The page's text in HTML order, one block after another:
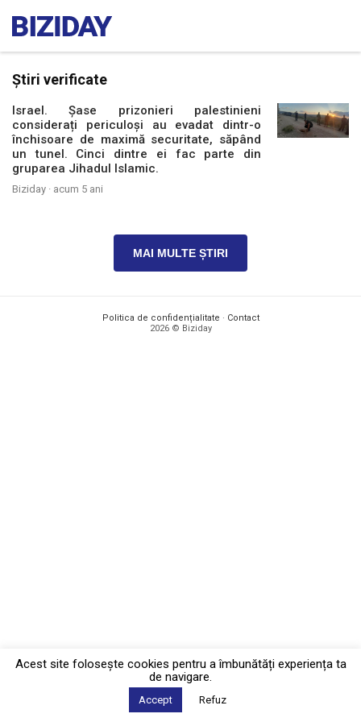
Știri verificate
Israel. Șase prizonieri palestinieni
considerați periculoși au evadat dintr-o
închisoare de maximă securitate, săpând
un tunel. Cinci dintre ei fac parte din
gruparea Jihadul Islamic.
Biziday · acum 5 ani
MAI MULTE ȘTIRI
Politica de confidențialitate · Contact
2026 © Biziday
Acest site foloseşte cookies pentru a îmbunătăți experiența ta
de navigare.
Accept Refuz